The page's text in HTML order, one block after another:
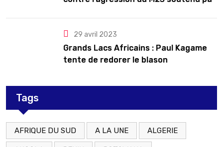
29 avril 2023
Grands Lacs Africains : Paul Kagame
tente de redorer le blason
Tags
AFRIQUE DU SUD A LA UNE ALGERIE